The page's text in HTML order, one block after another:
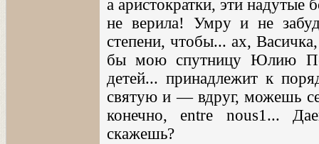
а аристократки, эти
не верила! Умру и не
степени, чтобы... ах,
бы мою спутницу Юлию
детей... принадлежит к
святую и — вдруг, можешь
конечно, entre nous1...
скажешь?